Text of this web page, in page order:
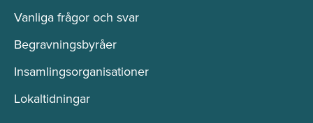
Vanliga frågor och svar
Begravningsbyråer
Insamlingsorganisationer
Lokaltidningar